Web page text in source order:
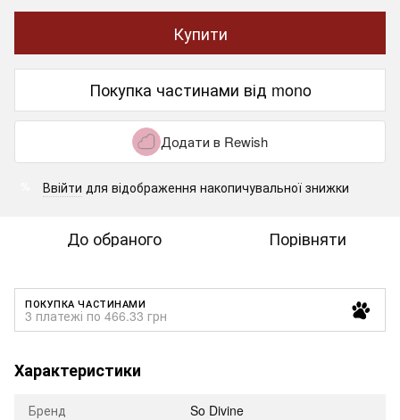
Купити
Покупка частинами від mono
Додати в Rewish
Ввійти для відображення накопичувальної знижки
До обраного Порівняти
ПОКУПКА ЧАСТИНАМИ
3 платежі по 466.33 грн
Характеристики
Бренд
So Divine